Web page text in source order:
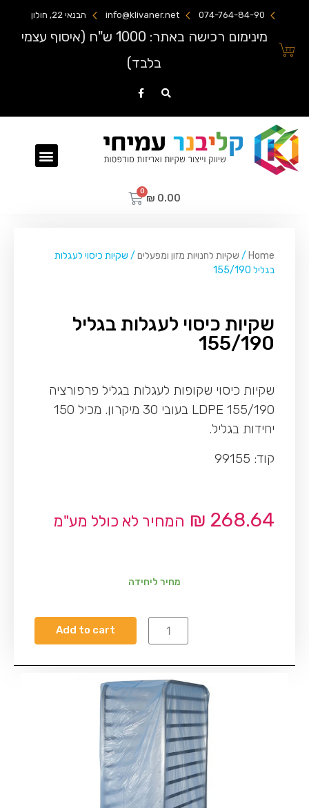
074-764-84-90
info@klivaner.net הבנאי 22, חולון
מינימום רכישה באתר: 1000 ש"ח (איסוף עצמי
בלבד)
₪ 0.00
Home
/ שקיות לחנויות מזון ומפעלים / שקיות כיסוי לעגלות
בגליל 155/190
שקיות כיסוי לעגלות בגליל
155/190
שקיות כיסוי שקופות לעגלות בגליל פרפורציה
155/190 LDPE בעובי 30 מיקרון. מכיל 150
יחידות בגליל.
קוד: 99155
₪ 268.64 המחיר לא כולל מע"מ
מחיר ליחידה
Add to cart